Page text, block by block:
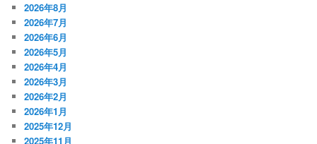
2026年8月
2026年7月
2026年6月
2026年5月
2026年4月
2026年3月
2026年2月
2026年1月
2025年12月
2025年11月